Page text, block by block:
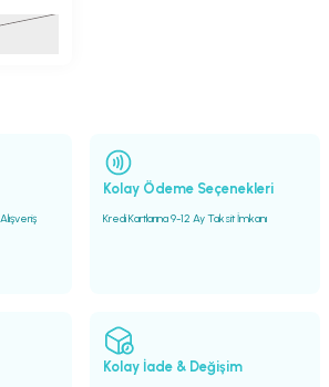
Kolay Ödeme Seçenekleri
Kredi Kartlarına 9-12 Ay Taksit İmkanı
Kolay İade & Değişim